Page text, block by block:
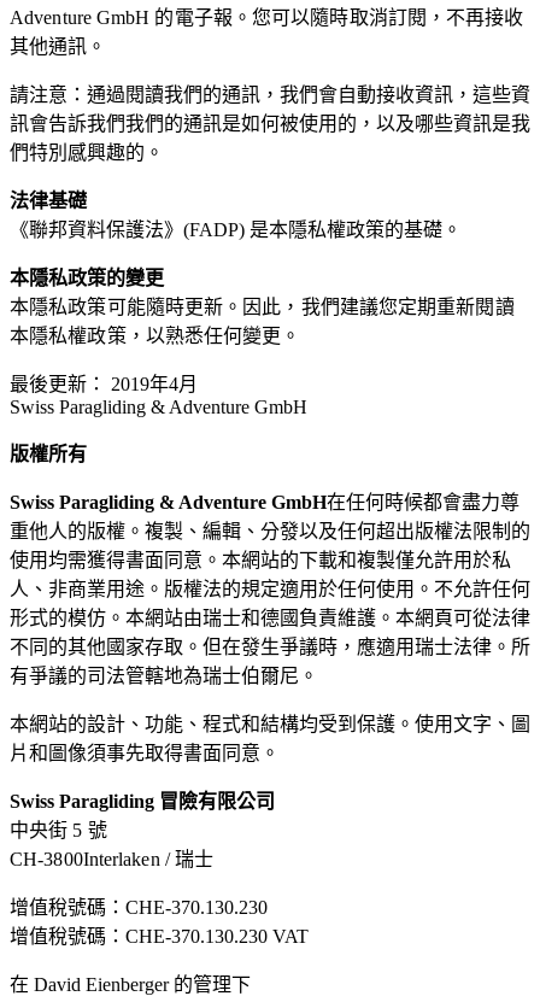
Adventure GmbH 的電子報。您可以隨時取消訂閱，不再接收
其他通訊。
請注意：通過閱讀我們的通訊，我們會自動接收資訊，這些資
訊會告訴我們我們的通訊是如何被使用的，以及哪些資訊是我
們特別感興趣的。
法律基礎
《聯邦資料保護法》(FADP) 是本隱私權政策的基礎。
本隱私政策的變更
本隱私政策可能隨時更新。因此，我們建議您定期重新閱讀
本隱私權政策，以熟悉任何變更。
最後更新： 2019年4月
Swiss Paragliding & Adventure GmbH
版權所有
Swiss Paragliding & Adventure GmbH在任何時候都會盡力尊
重他人的版權。複製、編輯、分發以及任何超出版權法限制的
使用均需獲得書面同意。本網站的下載和複製僅允許用於私
人、非商業用途。版權法的規定適用於任何使用。不允許任何
形式的模仿。本網站由瑞士和德國負責維護。本網頁可從法律
不同的其他國家存取。但在發生爭議時，應適用瑞士法律。所
有爭議的司法管轄地為瑞士伯爾尼。
本網站的設計、功能、程式和結構均受到保護。使用文字、圖
片和圖像須事先取得書面同意。
Swiss Paragliding 冒險有限公司
中央街 5 號
CH-3800Interlaken / 瑞士
增值稅號碼：CHE-370.130.230
增值稅號碼：CHE-370.130.230 VAT
在 David Eienberger 的管理下